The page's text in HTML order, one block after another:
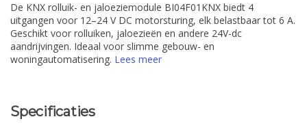
De KNX rolluik- en jaloeziemodule BI04F01KNX biedt 4
uitgangen voor 12–24 V DC motorsturing, elk belastbaar tot 6 A.
Geschikt voor rolluiken, jaloezieën en andere 24V-dc
aandrijvingen. Ideaal voor slimme gebouw- en
woningautomatisering. Lees meer
Specificaties